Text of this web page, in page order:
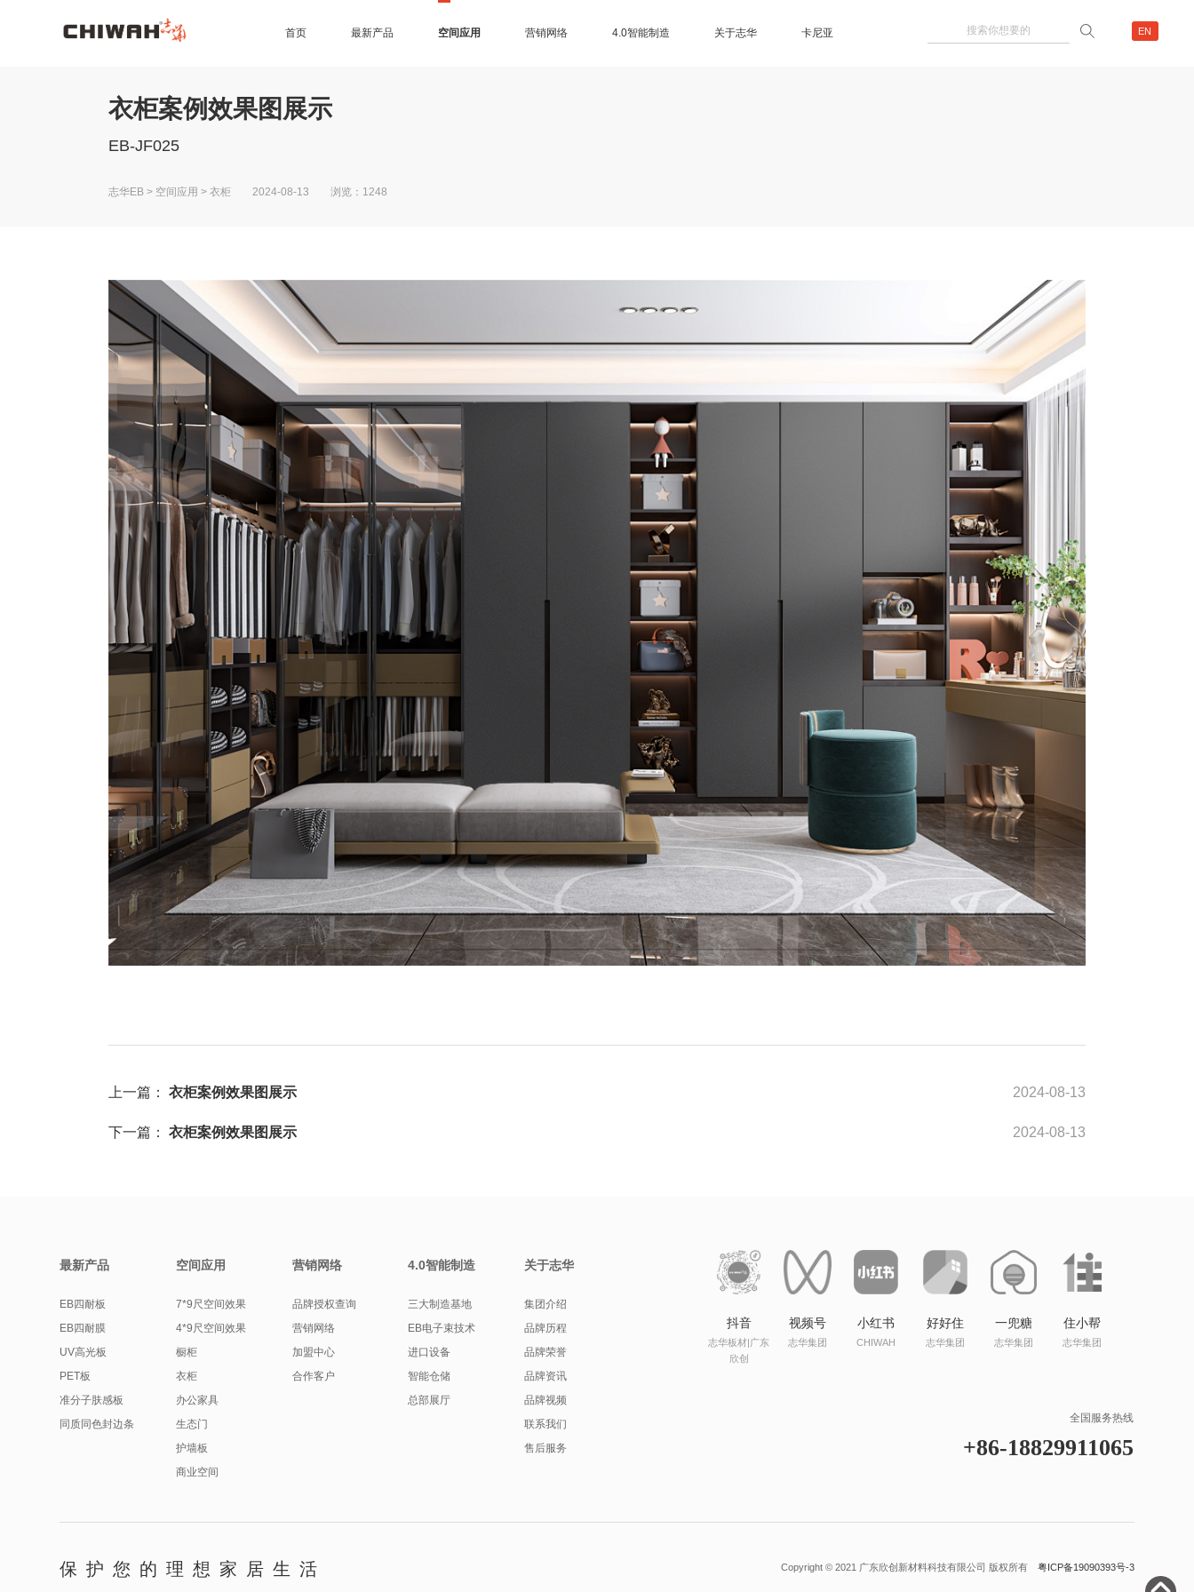
首页 最新产品 空间应用 营销网络 4.0智能制造 关于志华 卡尼亚 EN
衣柜案例效果图展示
EB-JF025
志华EB > 空间应用 > 衣柜 2024-08-13 浏览：1248
上一篇： 衣柜案例效果图展示 2024-08-13
下一篇： 衣柜案例效果图展示 2024-08-13
最新产品
EB四耐板
EB四耐膜
UV高光板
PET板
准分子肤感板
同质同色封边条
空间应用
7*9尺空间效果
4*9尺空间效果
橱柜
衣柜
办公家具
生态门
护墙板
商业空间
营销网络
品牌授权查询
营销网络
加盟中心
合作客户
4.0智能制造
三大制造基地
EB电子束技术
进口设备
智能仓储
总部展厅
关于志华
集团介绍
品牌历程
品牌荣誉
品牌资讯
品牌视频
联系我们
售后服务
抖音
志华板材|广东
欣创
视频号
志华集团
小红书
CHIWAH
好好住
志华集团
一兜糖
志华集团
住小帮
志华集团
全国服务热线
+86-18829911065
保护您的理想家居生活 Copyright © 2021 广东欣创新材料科技有限公司 版权所有 粤ICP备19090393号-3